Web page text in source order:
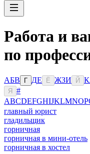
Работа и
по
АБВ Г ДЕ Ё ЖЗИ Й К
Я
#
ABCDEFGHIJKLMNOP
главный юрист
гладильщик
горничная
горничная в мини-отель
горничная в хостел